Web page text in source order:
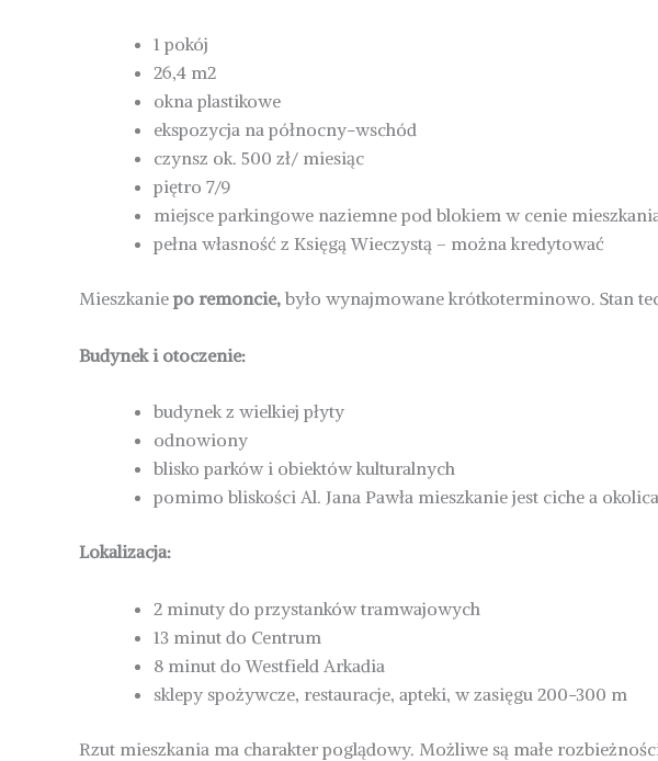
1 pokój
26,4 m2
okna plastikowe
ekspozycja na północny-wschód
czynsz ok. 500 zł/ miesiąc
piętro 7/9
miejsce parkingowe naziemne pod blokiem w cenie
pełna własność z Księgą Wieczystą – można kredytować
Mieszkaniepo remoncie, było wynajmowane krótkoterminowo. Stan
Budynek i otoczenie:
budynek z wielkiej płyty
odnowiony
blisko parków i obiektów kulturalnych
pomimo bliskości Al. Jana Pawła mieszkanie jest ciche a
Lokalizacja:
2 minuty do przystanków tramwajowych
13 minut do Centrum
8 minut do Westfield Arkadia
sklepy spożywcze, restauracje, apteki, w zasięgu 200-300 m
Rzut mieszkania ma charakter poglądowy. Możliwe są małe